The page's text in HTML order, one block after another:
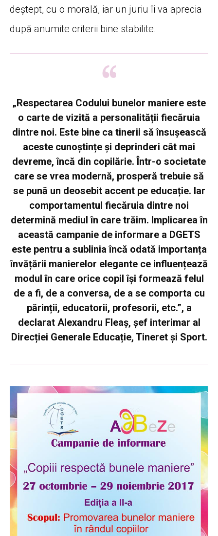
deștept, cu o morală, iar un juriu îi va aprecia
după anumite criterii bine stabilite.
„Respectarea Codului bunelor maniere este
o carte de vizită a personalității fiecăruia
dintre noi. Este bine ca tinerii să însușească
aceste cunoștințe și deprinderi cât mai
devreme, încă din copilărie. Într-o societate
care se vrea modernă, prosperă trebuie să
se pună un deosebit accent pe educație. Iar
comportamentul fiecăruia dintre noi
determină mediul în care trăim. Implicarea în
această campanie de informare a DGETS
este pentru a sublinia încă odată importanța
învățării manierelor elegante ce influențează
modul în care orice copil își formează felul
de a fi, de a conversa, de a se comporta cu
părinții, educatorii, profesorii, etc.”, a
declarat Alexandru Fleaș, șef interimar al
Direcției Generale Educație, Tineret și Sport.